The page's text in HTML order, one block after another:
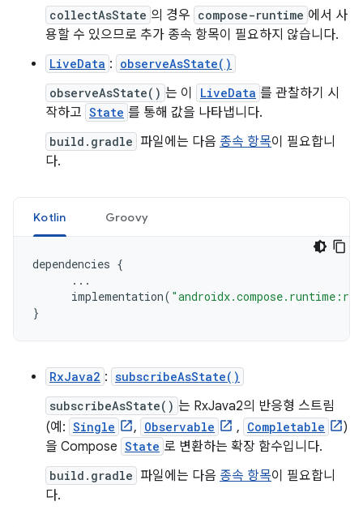
collectAsState 의 경우 compose-runtime 에서 사
용할 수 있으므로 추가 종속 항목이 필요하지 않습니다.
LiveData : observeAsState()
observeAsState() 는 이 LiveData 를 관찰하기 시
작하고 State 를 통해 값을 나타냅니다.
build.gradle 파일에는 다음 종속 항목이 필요합니
다.
Kotlin Groovy
dependencies {
...
implementation(
}
RxJava2 : subscribeAsState()
subscribeAsState() 는 RxJava2의 반응형 스트림
(예: Single , Observable , Completable
)
을 Compose State 로 변환하는 확장 함수입니다.
build.gradle 파일에는 다음 종속 항목이 필요합니
다.